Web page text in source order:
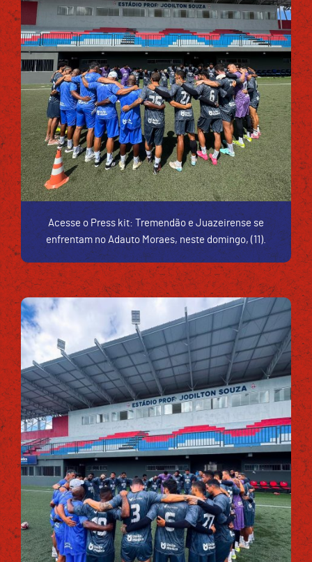
Acesse o Press kit: Tremendão e Juazeirense se
enfrentam no Adauto Moraes, neste domingo, (11).